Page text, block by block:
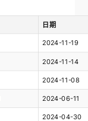
日期
2024-11-19
2024-11-14
2024-11-08
2024-06-11
2024-04-30